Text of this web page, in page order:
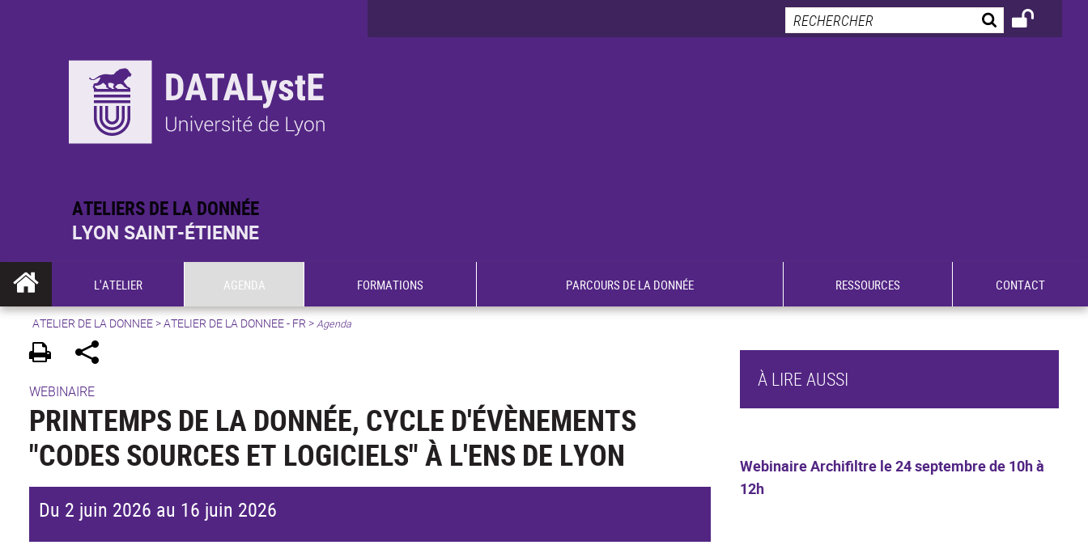
ATELIERS DE LA DONNÉE
LYON SAINT-ÉTIENNE
L'ATELIER AGENDA FORMATIONS PARCOURS DE LA DONNÉE RESSOURCES CONTACT
ATELIER DE LA DONNEE>ATELIER DE LA DONNEE - FR >Agenda
WEBINAIRE
PRINTEMPS DE LA DONNÉE, CYCLE D'ÉVÈNEMENTS
"CODES SOURCES ET LOGICIELS" À L'ENS DE LYON
Du 2 juin 2026 au 16 juin 2026
À LIRE AUSSI
Webinaire Archifiltre le 24 septembre de 10h à
12h